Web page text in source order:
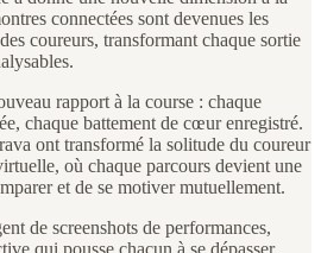
connectées sont devenues les
coureurs, transformant chaque sortie
rapport à la course : chaque
chaque battement de cœur enregistré.
ont transformé la solitude du coureur
où chaque parcours devient une
et de se motiver mutuellement.
de screenshots de performances,
qui pousse chacun à se dépasser.